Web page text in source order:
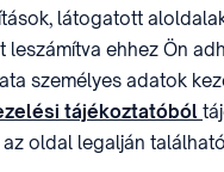
látogatott
leszámítva ehhez Ön
személyes adatok
tájékoztatóból
oldal legalján